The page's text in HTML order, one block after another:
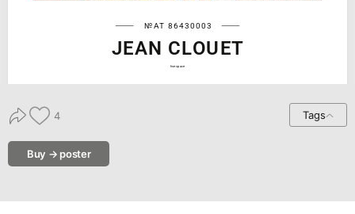
№AT 86430003
JEAN CLOUET
hse.space
4 Tags
Buy → poster